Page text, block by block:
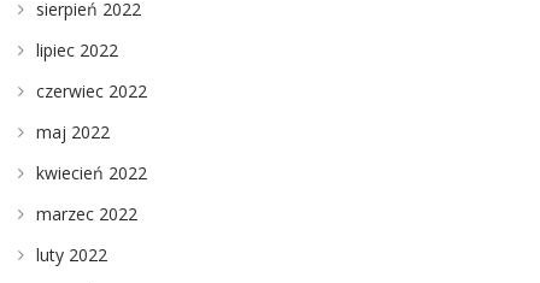
sierpień 2022
lipiec 2022
czerwiec 2022
maj 2022
kwiecień 2022
marzec 2022
luty 2022